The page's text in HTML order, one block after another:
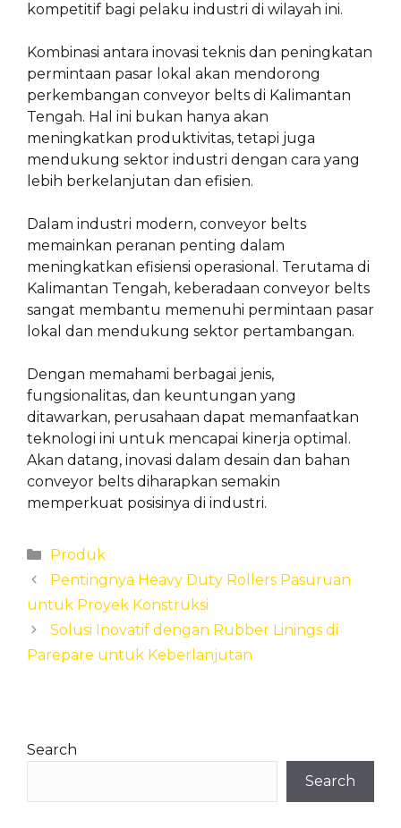
kompetitif bagi pelaku industri di wilayah ini.
Kombinasi antara inovasi teknis dan peningkatan
permintaan pasar lokal akan mendorong
perkembangan conveyor belts di Kalimantan
Tengah. Hal ini bukan hanya akan
meningkatkan produktivitas, tetapi juga
mendukung sektor industri dengan cara yang
lebih berkelanjutan dan efisien.
Dalam industri modern, conveyor belts
memainkan peranan penting dalam
meningkatkan efisiensi operasional. Terutama di
Kalimantan Tengah, keberadaan conveyor belts
sangat membantu memenuhi permintaan pasar
lokal dan mendukung sektor pertambangan.
Dengan memahami berbagai jenis,
fungsionalitas, dan keuntungan yang
ditawarkan, perusahaan dapat memanfaatkan
teknologi ini untuk mencapai kinerja optimal.
Akan datang, inovasi dalam desain dan bahan
conveyor belts diharapkan semakin
memperkuat posisinya di industri.
Categories
Produk
Pentingnya Heavy Duty Rollers Pasuruan
untuk Proyek Konstruksi
Solusi Inovatif dengan Rubber Linings di
Parepare untuk Keberlanjutan
Search
Search